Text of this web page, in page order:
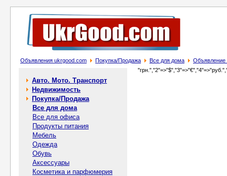
Объявления ukrgood.com Покупка/Продажа Все для дома Объявление
Авто. Мото. Транспорт
Недвижимость
Покупка/Продажа
Все для дома
Все для офиса
Продукты питания
Мебель
Одежда
Обувь
Аксессуары
Косметика и парфюмерия